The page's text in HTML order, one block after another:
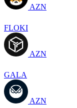
AZN
FLOKI
AZN
GALA
AZN